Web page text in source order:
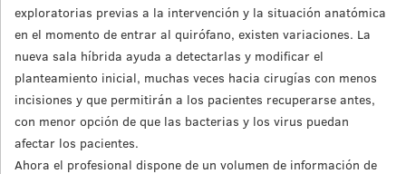
exploratorias previas a la intervención y la situación anatómica
en el momento de entrar al quirófano, existen variaciones. La
nueva sala híbrida ayuda a detectarlas y modificar el
planteamiento inicial, muchas veces hacia cirugías con menos
incisiones y que permitirán a los pacientes recuperarse antes,
con menor opción de que las bacterias y los virus puedan
afectar los pacientes.
Ahora el profesional dispone de un volumen de información de